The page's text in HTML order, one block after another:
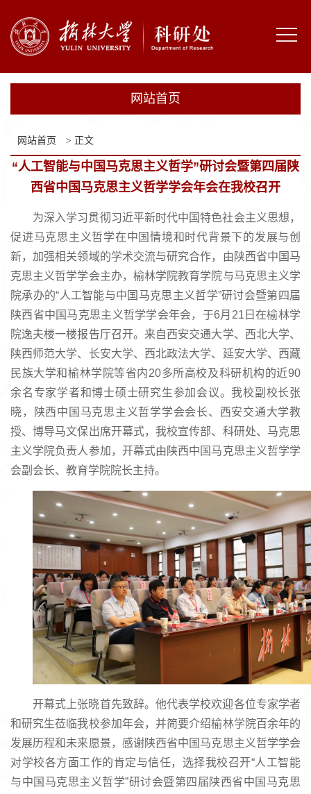
果
转
章
学
网站首页
网站首页 > 正文
“人工智能与中国马克思主义哲学”研讨会暨第四届陕
西省中国马克思主义哲学学会年会在我校召开
为深入学习贯彻习近平新时代中国特色社会主义思想，
促进马克思主义哲学在中国情境和时代背景下的发展与创
新，加强相关领域的学术交流与研究合作，由陕西省中国马
克思主义哲学学会主办，榆林学院教育学院与马克思主义学
院承办的“人工智能与中国马克思主义哲学”研讨会暨第四届
陕西省中国马克思主义哲学学会年会，于6月21日在榆林学
院逸夫楼一楼报告厅召开。来自西安交通大学、西北大学、
陕西师范大学、长安大学、西北政法大学、延安大学、西藏
民族大学和榆林学院等省内20多所高校及科研机构的近90
余名专家学者和博士硕士研究生参加会议。我校副校长张
晓，陕西中国马克思主义哲学学会会长、西安交通大学教
授、博导马文保出席开幕式，我校宣传部、科研处、马克思
主义学院负责人参加，开幕式由陕西中国马克思主义哲学学
会副会长、教育学院院长主持。
开幕式上张晓首先致辞。他代表学校欢迎各位专家学者
和研究生莅临我校参加年会，并简要介绍榆林学院百余年的
发展历程和未来愿景，感谢陕西省中国马克思主义哲学学会
对学校各方面工作的肯定与信任，选择我校召开“人工智能
与中国马克思主义哲学”研讨会暨第四届陕西省中国马克思